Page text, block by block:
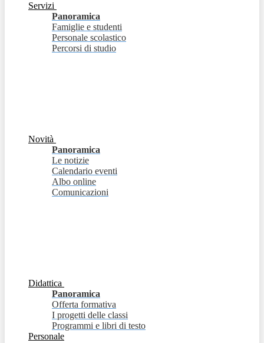
Servizi
Panoramica
Famiglie e studenti
Personale scolastico
Percorsi di studio
Novità
Panoramica
Le notizie
Calendario eventi
Albo online
Comunicazioni
Didattica
Panoramica
Offerta formativa
I progetti delle classi
Programmi e libri di testo
Personale